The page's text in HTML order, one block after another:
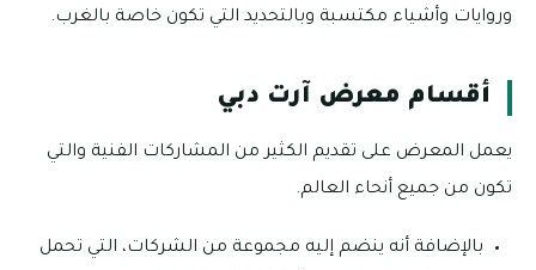
وروايات وأشياء مكتسبة وبالتحديد التي تكون خاصة بالغرب.
أقسام معرض آرت دبي
يعمل المعرض على تقديم الكثير من المشاركات الفنية والتي
تكون من جميع أنحاء العالم.
بالإضافة أنه ينضم إليه مجموعة من الشركات، التي تحمل